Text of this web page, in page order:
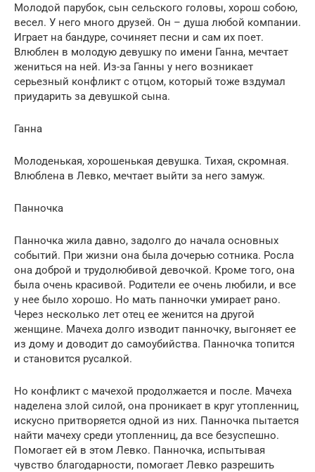
Молодой парубок, сын сельского головы, хорош собою,
весел. У него много друзей. Он – душа любой компании.
Играет на бандуре, сочиняет песни и сам их поет.
Влюблен в молодую девушку по имени Ганна, мечтает
жениться на ней. Из-за Ганны у него возникает
серьезный конфликт с отцом, который тоже вздумал
приударить за девушкой сына.
Ганна
Молоденькая, хорошенькая девушка. Тихая, скромная.
Влюблена в Левко, мечтает выйти за него замуж.
Панночка
Панночка жила давно, задолго до начала основных
событий. При жизни она была дочерью сотника. Росла
она доброй и трудолюбивой девочкой. Кроме того, она
была очень красивой. Родители ее очень любили, и все
у нее было хорошо. Но мать панночки умирает рано.
Через несколько лет отец ее женится на другой
женщине. Мачеха долго изводит панночку, выгоняет ее
из дому и доводит до самоубийства. Панночка топится
и становится русалкой.
Но конфликт с мачехой продолжается и после. Мачеха
наделена злой силой, она проникает в круг утопленниц,
искусно притворяется одной из них. Панночка пытается
найти мачеху среди утопленниц, да все безуспешно.
Помогает ей в этом Левко. Панночка, испытывая
чувство благодарности, помогает Левко разрешить